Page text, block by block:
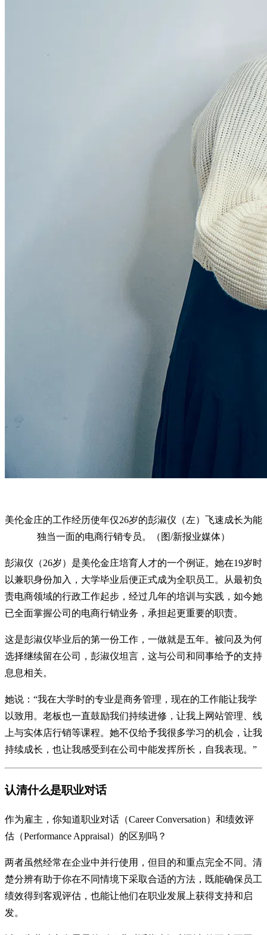
美伦金庄的工作经历使年仅26岁的彭淑仪（左）飞速成长为能
独当一面的电商行销专员。（图/新报业媒体）
彭淑仪（26岁）是美伦金庄培育人才的一个例证。她在19岁时
以兼职身份加入，大学毕业后便正式成为全职员工。从最初负
责电商领域的行政工作起步，经过几年的培训与实践，如今她
已全面掌握公司的电商行销业务，承担起更重要的职责。
这是彭淑仪毕业后的第一份工作，一做就是五年。被问及为何
选择继续留在公司，彭淑仪坦言，这与公司和同事给予的支持
息息相关。
她说：“我在大学时的专业是商务管理，现在的工作能让我学
以致用。老板也一直鼓励我们持续进修，让我上网站管理、线
上与实体店行销等课程。她不仅给予我很多学习的机会，让我
持续成长，也让我感受到在公司中能发挥所长，自我表现。”
认清什么是职业对话
作为雇主，你知道职业对话（Career Conversation）和绩效评
估（Performance Appraisal）的区别吗？
两者虽然经常在企业中并行使用，但目的和重点完全不同。清
楚分辨有助于你在不同情境下采取合适的方法，既能确保员工
绩效得到客观评估，也能让他们在职业发展上获得支持和启
发。